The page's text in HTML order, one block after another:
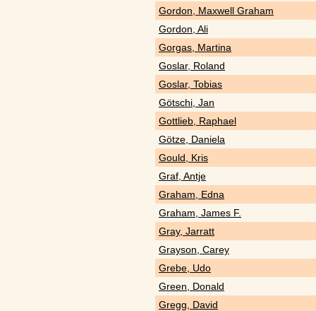
Gordon, Maxwell Graham
Gordon, Ali
Gorgas, Martina
Goslar, Roland
Goslar, Tobias
Götschi, Jan
Gottlieb, Raphael
Götze, Daniela
Gould, Kris
Graf, Antje
Graham, Edna
Graham, James F.
Gray, Jarratt
Grayson, Carey
Grebe, Udo
Green, Donald
Gregg, David